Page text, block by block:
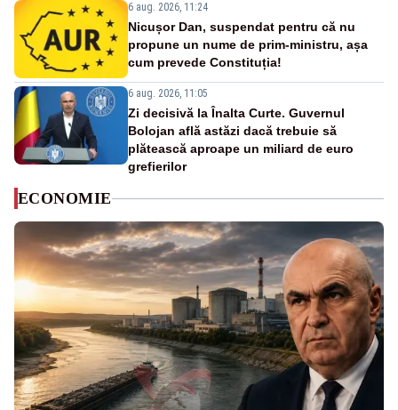
6 aug. 2026, 11:24
Nicușor Dan, suspendat pentru că nu
propune un nume de prim-ministru, așa
cum prevede Constituția!
6 aug. 2026, 11:05
Zi decisivă la Înalta Curte. Guvernul
Bolojan află astăzi dacă trebuie să
plătească aproape un miliard de euro
grefierilor
ECONOMIE